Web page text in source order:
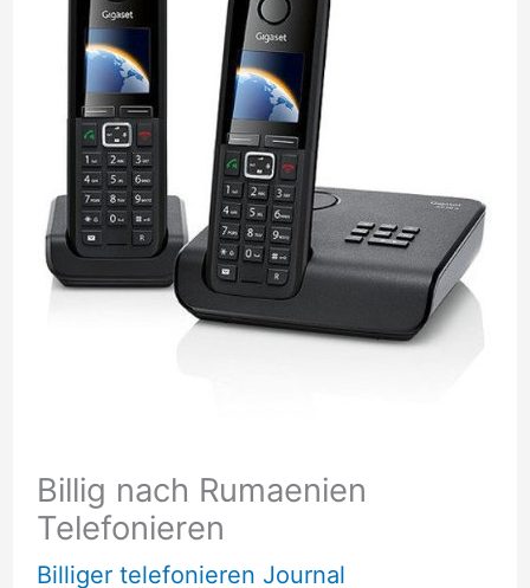
Billig nach Rumaenien
Telefonieren
Billiger telefonieren Journal